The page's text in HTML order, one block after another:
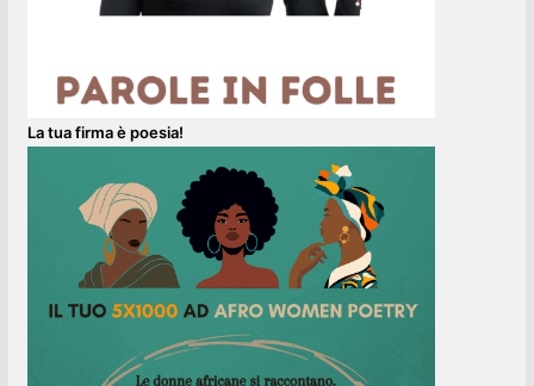
La tua firma è poesia!